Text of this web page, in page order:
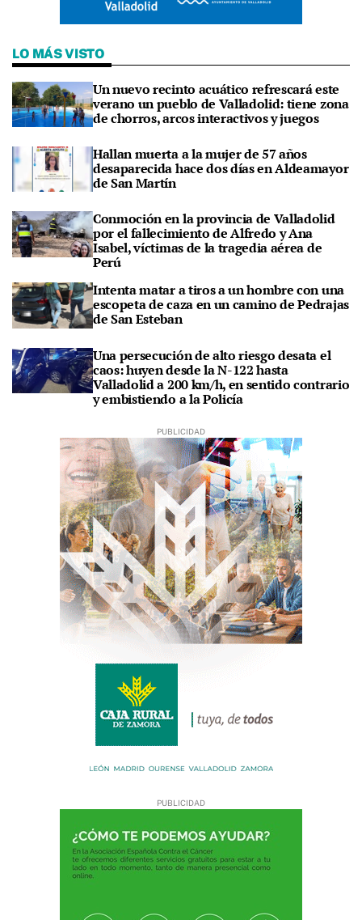
LO MÁS VISTO
Un nuevo recinto acuático refrescará este
verano un pueblo de Valladolid: tiene zona
de chorros, arcos interactivos y juegos
Hallan muerta a la mujer de 57 años
desaparecida hace dos días en Aldeamayor
de San Martín
Conmoción en la provincia de Valladolid
por el fallecimiento de Alfredo y Ana
Isabel, víctimas de la tragedia aérea de
Perú
Intenta matar a tiros a un hombre con una
escopeta de caza en un camino de Pedrajas
de San Esteban
Una persecución de alto riesgo desata el
caos: huyen desde la N-122 hasta
Valladolid a 200 km/h, en sentido contrario
y embistiendo a la Policía